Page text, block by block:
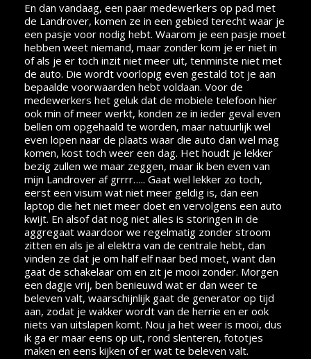
En dan vandaag, een paar medewerkers op pad met
de Landrover, komen ze in een gebied terecht waar je
een pasje voor nodig hebt. Waarom je een pasje moet
hebben weet niemand, maar zonder kom je er niet in
of als je er toch inzit niet meer uit, tenminste niet met
de auto. Die wordt voorlopig even gestald tot je aan
bepaalde voorwaarden hebt voldaan. Voor de
medewerkers het geluk dat de mobiele telefoon hier
ook min of meer werkt, konden ze in ieder geval even
bellen om opgehaald te worden, maar natuurlijk wel
even lopen naar de plaats waar die auto dan wel mag
komen, kost toch weer een dag. Het houdt je lekker
bezig zullen we maar zeggen, maar ik ben even van
mijn Landrover af grrrr….. Gaat wel lekker zo toch,
eerst een visum wat niet meer geldig is, dan een
laptop die het niet meer doet en vervolgens een auto
kwijt. En alsof dat nog niet alles is storingen in de
aggregaat waardoor we regelmatig zonder stroom
zitten en als je al elektra van de centrale hebt, dan
vinden ze dat je om half elf naar bed moet, want dan
gaat de schakelaar om en zit je mooi zonder. Morgen
een dagje vrij, ben benieuwd wat er dan weer te
beleven valt, waarschijnlijk gaat de generator op tijd
aan, zodat je wakker wordt van de herrie en er ook
niets van uitslapen komt. Nou ja het weer is mooi, dus
ik ga er maar eens op uit, rond slenteren, fototjes
maken en eens kijken of er wat te beleven valt.